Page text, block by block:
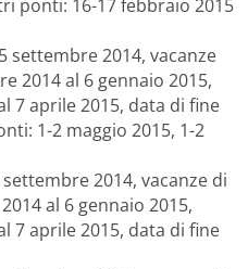
ponti: 16-17 febbraio 2015
settembre 2014, vacanze
2014 al 6 gennaio 2015,
7 aprile 2015, data di fine
1-2 maggio 2015, 1-2
2014, vacanze di
al 6 gennaio 2015,
7 aprile 2015, data di fine